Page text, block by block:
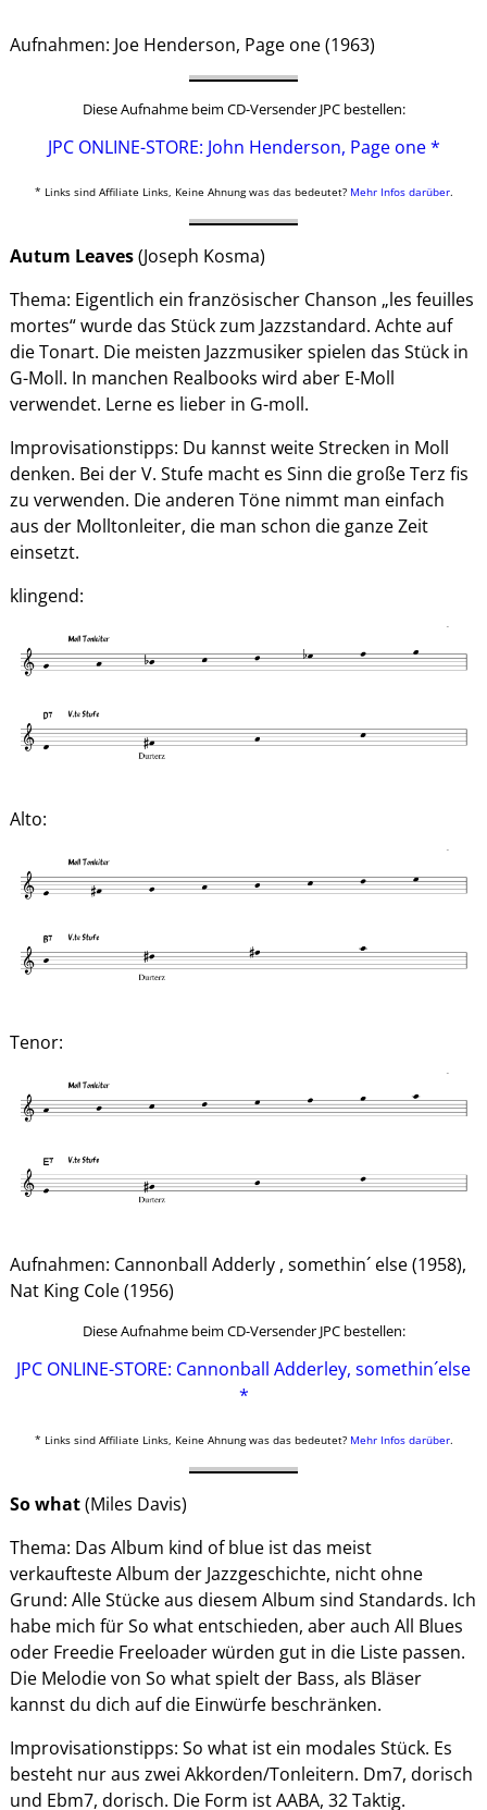
Aufnahmen: Joe Henderson, Page one (1963)
Diese Aufnahme beim CD-Versender JPC bestellen:
JPC ONLINE-STORE: John Henderson, Page one *
* Links sind Affiliate Links, Keine Ahnung was das bedeutet? Mehr Infos darüber.
Autum Leaves(Joseph Kosma)
Thema: Eigentlich ein französischer Chanson „les feuilles
mortes“ wurde das Stück zum Jazzstandard. Achte auf
die Tonart. Die meisten Jazzmusiker spielen das Stück in
G-Moll. In manchen Realbooks wird aber E-Moll
verwendet. Lerne es lieber in G-moll.
Improvisationstipps: Du kannst weite Strecken in Moll
denken. Bei der V. Stufe macht es Sinn die große Terz fis
zu verwenden. Die anderen Töne nimmt man einfach
aus der Molltonleiter, die man schon die ganze Zeit
einsetzt.
klingend:
Alto:
Tenor:
Aufnahmen: Cannonball Adderly , somethin´ else (1958),
Nat King Cole (1956)
Diese Aufnahme beim CD-Versender JPC bestellen:
JPC ONLINE-STORE: Cannonball Adderley, somethin´else
*
* Links sind Affiliate Links, Keine Ahnung was das bedeutet? Mehr Infos darüber.
So what(Miles Davis)
Thema: Das Album kind of blue ist das meist
verkaufteste Album der Jazzgeschichte, nicht ohne
Grund: Alle Stücke aus diesem Album sind Standards. Ich
habe mich für So what entschieden, aber auch All Blues
oder Freedie Freeloader würden gut in die Liste passen.
Die Melodie von So what spielt der Bass, als Bläser
kannst du dich auf die Einwürfe beschränken.
Improvisationstipps: So what ist ein modales Stück. Es
besteht nur aus zwei Akkorden/Tonleitern. Dm7, dorisch
und Ebm7, dorisch. Die Form ist AABA, 32 Taktig.